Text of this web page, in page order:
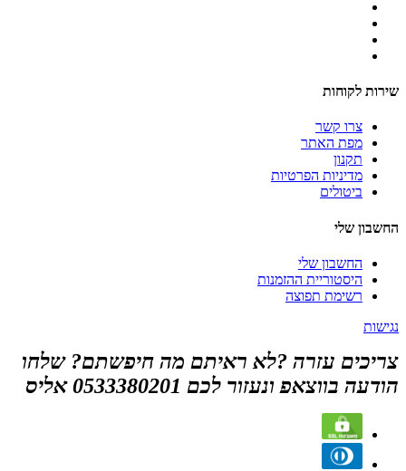
שירות לקוחות
צרו קשר
מפת האתר
תקנון
מדיניות הפרטיות
ביטולים
החשבון שלי
החשבון שלי
היסטוריית ההזמנות
רשימת תפוצה
נגישות
צריכים עזרה ?לא ראיתם מה חיפשתם? שלחו
הודעה בווצאפ ונעזור לכם 0533380201 אליס